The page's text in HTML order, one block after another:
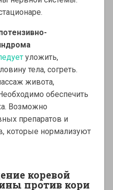
уложить,
тела, согреть.
живота,
обеспечить
Возможно
препаратов и
которые нормализуют
коревой
против кори